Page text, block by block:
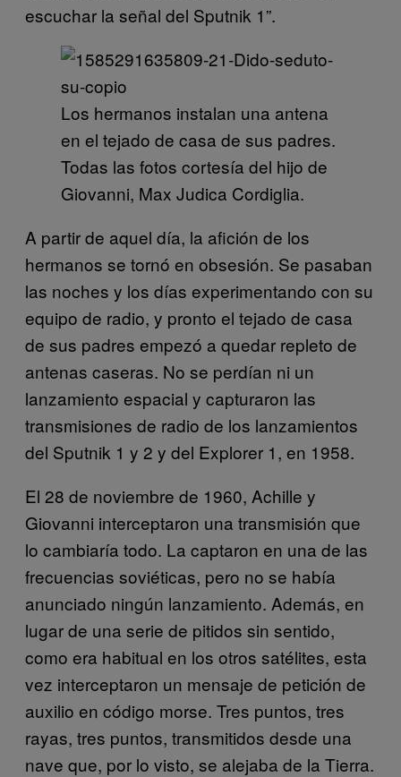
escuchar la señal del Sputnik 1”.
Los hermanos instalan una antena
en el tejado de casa de sus padres.
Todas las fotos cortesía del hijo de
Giovanni, Max Judica Cordiglia.
A partir de aquel día, la afición de los
hermanos se tornó en obsesión. Se pasaban
las noches y los días experimentando con su
equipo de radio, y pronto el tejado de casa
de sus padres empezó a quedar repleto de
antenas caseras. No se perdían ni un
lanzamiento espacial y capturaron las
transmisiones de radio de los lanzamientos
del Sputnik 1 y 2 y del Explorer 1, en 1958.
El 28 de noviembre de 1960, Achille y
Giovanni interceptaron una transmisión que
lo cambiaría todo. La captaron en una de las
frecuencias soviéticas, pero no se había
anunciado ningún lanzamiento. Además, en
lugar de una serie de pitidos sin sentido,
como era habitual en los otros satélites, esta
vez interceptaron un mensaje de petición de
auxilio en código morse. Tres puntos, tres
rayas, tres puntos, transmitidos desde una
nave que, por lo visto, se alejaba de la Tierra.